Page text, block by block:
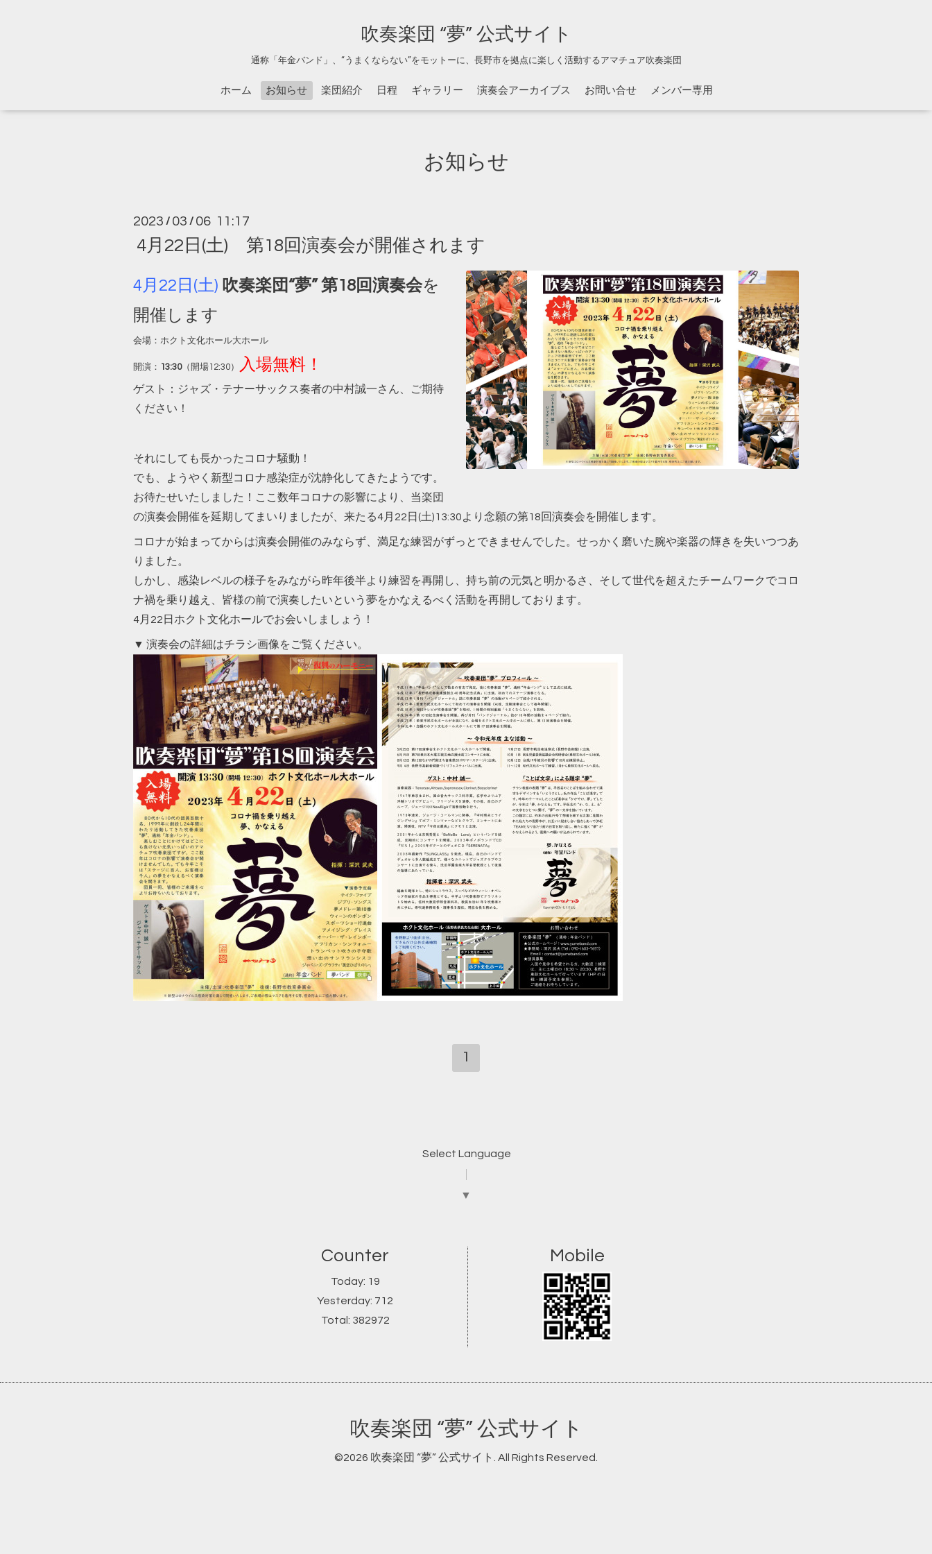
吹奏楽団 “夢” 公式サイト
通称「年金バンド」、“うまくならない”をモットーに、長野市を拠点に楽しく活動するアマチュア吹奏楽団
ホーム お知らせ 楽団紹介 日程 ギャラリー 演奏会アーカイブス お問い合せ メンバー専用
お知らせ
2023 / 03 / 06 11:17
4月22日(土) 第18回演奏会が開催されます
4月22日(土) 吹奏楽団“夢” 第18回演奏会を
開催します
会場：ホクト文化ホール大ホール
開演： 13:30（開場12:30） 入場無料！
ゲスト：ジャズ・テナーサックス奏者の中村誠一さん、ご期待
ください！
それにしても長かったコロナ騒動！
でも、ようやく新型コロナ感染症が沈静化してきたようです。
お待たせいたしました！ここ数年コロナの影響により、当楽団
の演奏会開催を延期してまいりましたが、来たる4月22日(土)13:30より念願の第18回演奏会を開催します。
コロナが始まってからは演奏会開催のみならず、満足な練習がずっとできませんでした。せっかく磨いた腕や楽器の輝きを失いつつあ
りました。
しかし、感染レベルの様子をみながら昨年後半より練習を再開し、持ち前の元気と明かるさ、そして世代を超えたチームワークでコロ
ナ禍を乗り越え、皆様の前で演奏したいという夢をかなえるべく活動を再開しております。
4月22日ホクト文化ホールでお会いしましょう！
▼ 演奏会の詳細はチラシ画像をご覧ください。
1
Select Language
▼
Counter
Today: 19
Yesterday: 712
Total: 382972
Mobile
吹奏楽団 “夢” 公式サイト
©2026 吹奏楽団 “夢” 公式サイト . All Rights Reserved.